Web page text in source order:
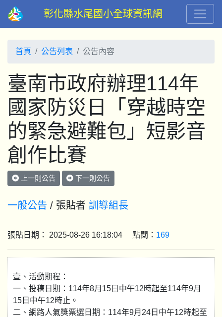
彰化縣水尾國小全球資訊網
首頁 公告列表 公告內容
臺南市政府辦理114年
國家防災日「穿越時空
的緊急避難包」短影音
創作比賽
上一則公告 下一則公告
一般公告 / 張貼者 訓導組長
張貼日期： 2025-08-26 16:18:04 點閱： 169
壹、活動期程：
一、投稿日期：114年8月15日中午12時起至114年9月
15日中午12時止。
二、網路人氣獎票選日期：114年9月24日中午12時起至